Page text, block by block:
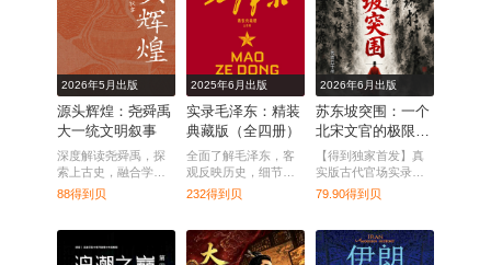
2026年5月出版
源头辉煌：尧舜禹
大一统文明叙事
深度解读尧舜禹，探
索上古史，融合学术
与传播，呈现文化精
88得到贝
2025年6月出版
实录毛泽东：精装
典藏版（全四册）
全面了解毛泽东，客
观反映历史，细节还
原真实。
232得到贝
2026年6月出版
苏东坡突围：一个
北宋文官的极限生
存
【得到独家首发】真
实版古代官场实录，
盛名难抵党争，才子
博弈。
79.90得到贝